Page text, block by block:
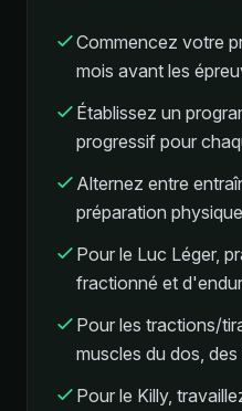
Commencez votre
mois avant les
Établissez un
progressif pour
Alternez entre
préparation
Pour le Luc Léger,
fractionné et
Pour les tractions/
muscles du dos,
Pour le Killy,